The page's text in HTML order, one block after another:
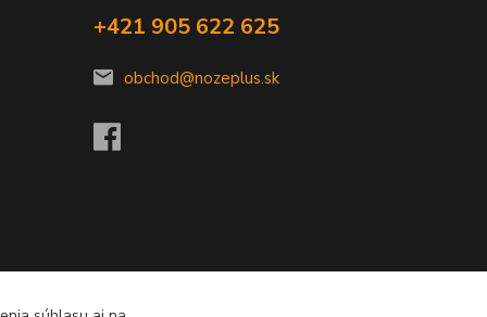
+421 905 622 625
obchod@nozeplus.sk